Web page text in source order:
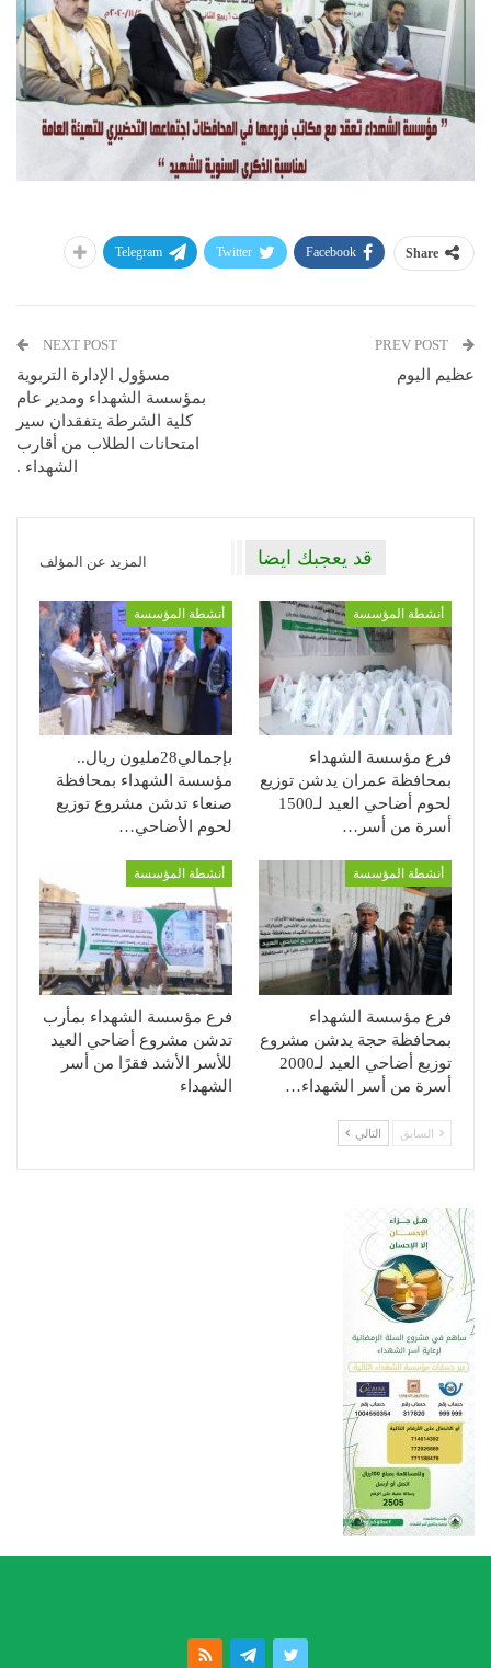
Share
Facebook
Twitter
Telegram
عظيم اليوم
NEXT POST
مسؤول الإدارة التربوية
بمؤسسة الشهداء ومدير عام
كلية الشرطة يتفقدان سير
امتحانات الطلاب من أقارب
الشهداء .
قد يعجبك ايضا المزيد عن المؤلف
أنشطة المؤسسة
فرع مؤسسة الشهداء
بمحافظة عمران يدشن توزيع
لحوم أضاحي العيد لـ1500
أسرة من أسر…
أنشطة المؤسسة
بإجمالي28مليون ريال..
مؤسسة الشهداء بمحافظة
صنعاء تدشن مشروع توزيع
لحوم الأضاحي…
أنشطة المؤسسة
فرع مؤسسة الشهداء
بمحافظة حجة يدشن مشروع
توزيع أضاحي العيد لـ2000
أسرة من أسر الشهداء…
أنشطة المؤسسة
فرع مؤسسة الشهداء بمأرب
تدشن مشروع أضاحي العيد
للأسر الأشد فقرًا من أسر
الشهداء
السابق التالي